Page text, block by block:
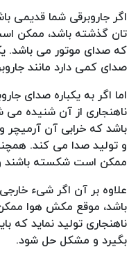
اگر جاروبرقی شما قدیمی
تان گذشته باشد، ممکن
که صدای موتور می باشد.
صدای کمی دارد مانند
اما اگر به یکباره صدای
ناهنجاری از آن شنیده
باشد که خرابی آن آرمیچر
و تولید صدا می کند.
ممکن است شکسته باشند و
علاوه بر آن اگر شیء
باشد، موقع مکش هوا
ناهنجاری تولید نماید که
بگیرد و مشکل حل شود.